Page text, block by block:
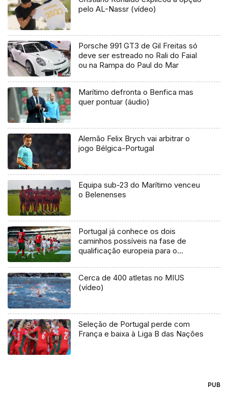
pelo AL-Nassr (vídeo)
Porsche 991 GT3 de Gil Freitas só
deve ser estreado no Rali do Faial
ou na Rampa do Paul do Mar
Marítimo defronta o Benfica mas
quer pontuar (áudio)
Alemão Felix Brych vai arbitrar o
jogo Bélgica-Portugal
Equipa sub-23 do Marítimo venceu
o Belenenses
Portugal já conhece os dois
caminhos possíveis na fase de
qualificação europeia para o
Cerca de 400 atletas no MIUS
(vídeo)
Seleção de Portugal perde com
França e baixa à Liga B das Nações
PUB